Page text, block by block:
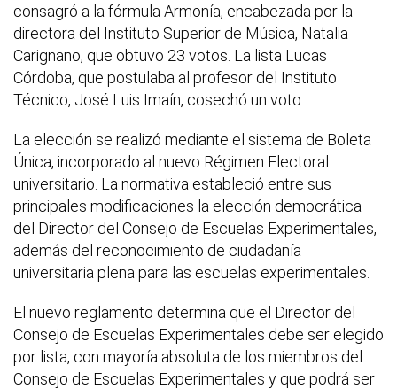
consagró a la fórmula Armonía, encabezada por la
directora del Instituto Superior de Música, Natalia
Carignano, que obtuvo 23 votos. La lista Lucas
Córdoba, que postulaba al profesor del Instituto
Técnico, José Luis Imaín, cosechó un voto.
La elección se realizó mediante el sistema de Boleta
Única, incorporado al nuevo Régimen Electoral
universitario. La normativa estableció entre sus
principales modificaciones la elección democrática
del Director del Consejo de Escuelas Experimentales,
además del reconocimiento de ciudadanía
universitaria plena para las escuelas experimentales.
El nuevo reglamento determina que el Director del
Consejo de Escuelas Experimentales debe ser elegido
por lista, con mayoría absoluta de los miembros del
Consejo de Escuelas Experimentales y que podrá ser